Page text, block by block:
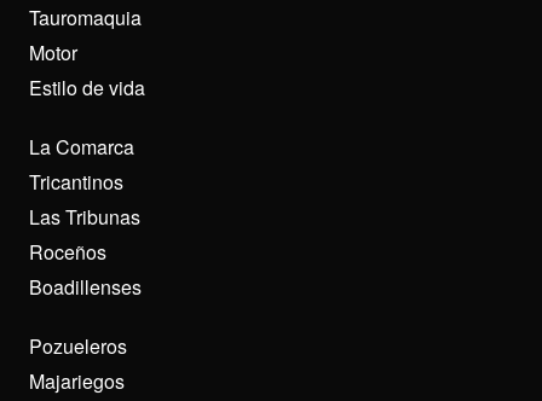
Tauromaquia
Motor
Estilo de vida
La Comarca
Tricantinos
Las Tribunas
Roceños
Boadillenses
Pozueleros
Majariegos